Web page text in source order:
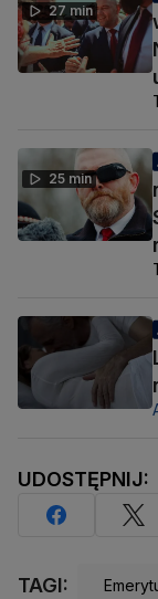
27 min
25 min
UDOSTĘPNIJ:
TAGI: